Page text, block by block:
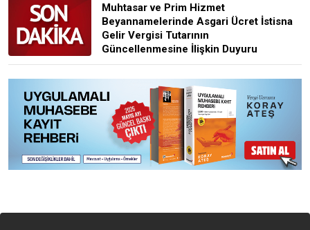
Muhtasar ve Prim Hizmet
Beyannamelerinde Asgari Ücret İstisna
Gelir Vergisi Tutarının
Güncellenmesine İlişkin Duyuru